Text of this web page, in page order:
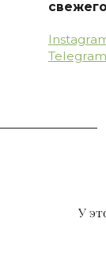
Telegram
У